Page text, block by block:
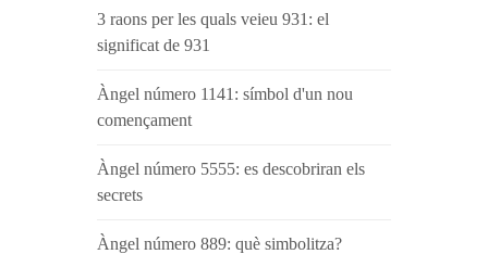
3 raons per les quals veieu 931: el
significat de 931
Àngel número 1141: símbol d'un nou
començament
Àngel número 5555: es descobriran els
secrets
Àngel número 889: què simbolitza?